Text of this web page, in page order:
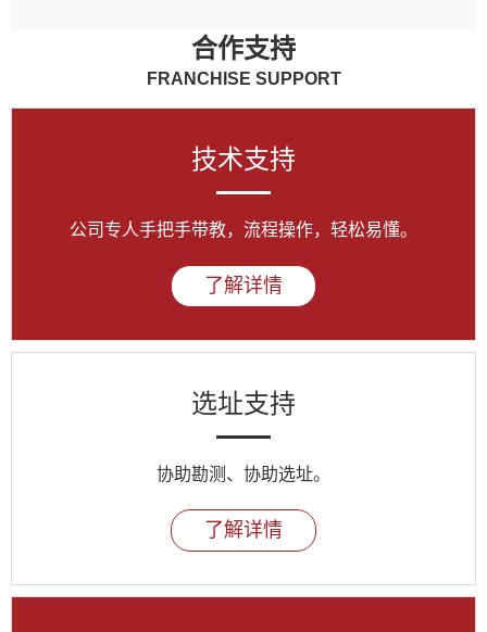
合作支持
FRANCHISE SUPPORT
技术支持
公司专人手把手带教，流程操作，轻松易懂。
了解详情
选址支持
协助勘测、协助选址。
了解详情